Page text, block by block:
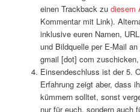
einen Trackback zu diesem
Kommentar mit Link).
inklusive euren Namen,
und Bildquelle per E-Mail
gmail [dot] com
Einsendeschluss ist der 5.
Erfahrung zeigt aber, dass
kümmern solltet, sonst
nur für euch, sondern auch